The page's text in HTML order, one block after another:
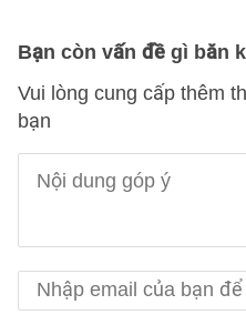
Bạn còn vấn đề gì băn
Vui lòng cung cấp thêm
bạn